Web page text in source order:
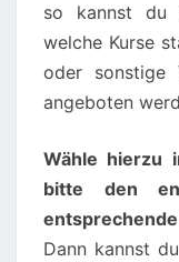
so kannst du
welche Kurse
oder sonstige
angeboten
Wähle hierzu
bitte den
Dann kannst
02:00
03:00
04:00